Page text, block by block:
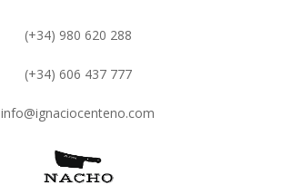
(+34) 980 620 288
(+34) 606 437 777
info@ignaciocenteno.com